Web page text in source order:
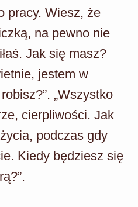
pracy. Wiesz, że
na pewno nie
Jak się masz?
jestem w
„Wszystko
cierpliwości. Jak
podczas gdy
Kiedy będziesz się